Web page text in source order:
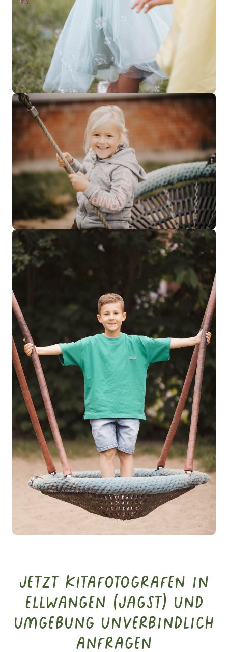
Jetzt Kitafotografen in
Ellwangen (Jagst) und
Umgebung unverbindlich
anfragen